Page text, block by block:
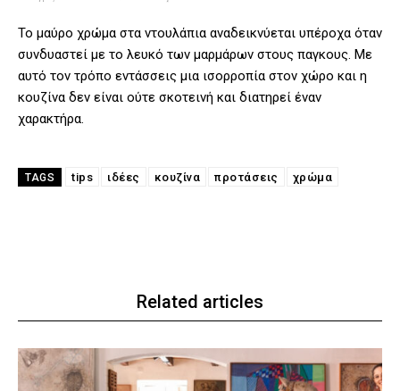
Το μαύρο χρώμα στα ντουλάπια αναδεικνύεται υπέροχα όταν
συνδυαστεί με το λευκό των μαρμάρων στους παγκους. Με
αυτό τον τρόπο εντάσσεις μια ισορροπία στον χώρο και η
κουζίνα δεν είναι ούτε σκοτεινή και διατηρεί έναν
χαρακτήρα.
TAGS tips ιδέες κουζίνα προτάσεις χρώμα
Related articles